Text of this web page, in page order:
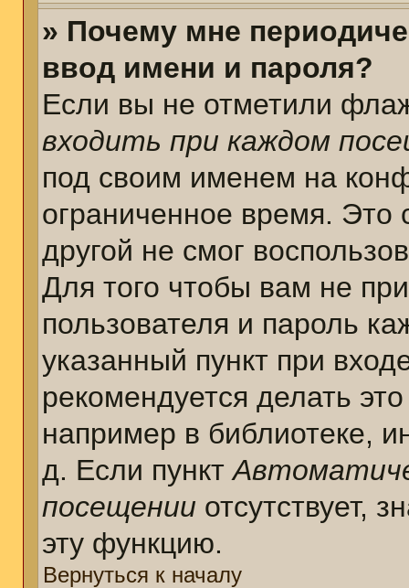
» Почему мне
ввод имени и пароля?
Если вы не отметили
входить при каждом
под своим именем на
ограниченное время. Это
другой не смог
Для того чтобы вам не
пользователя и пароль
указанный пункт при
рекомендуется делать
например в библиотеке,
д. Если пункт
посещении отсутствует,
эту функцию.
Вернуться к началу